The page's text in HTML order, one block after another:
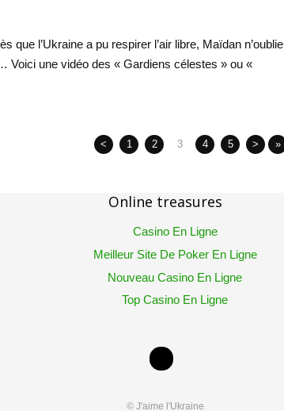
que l’Ukraine a pu respirer l’air libre, Maïdan n’oublie
une vidéo des « Gardiens célestes » ou «
< 1 2 3 4 5 > »
Online treasures
Casino En Ligne
Meilleur Site De Poker En Ligne
Nouveau Casino En Ligne
Top Casino En Ligne
© J'aime l'Ukraine